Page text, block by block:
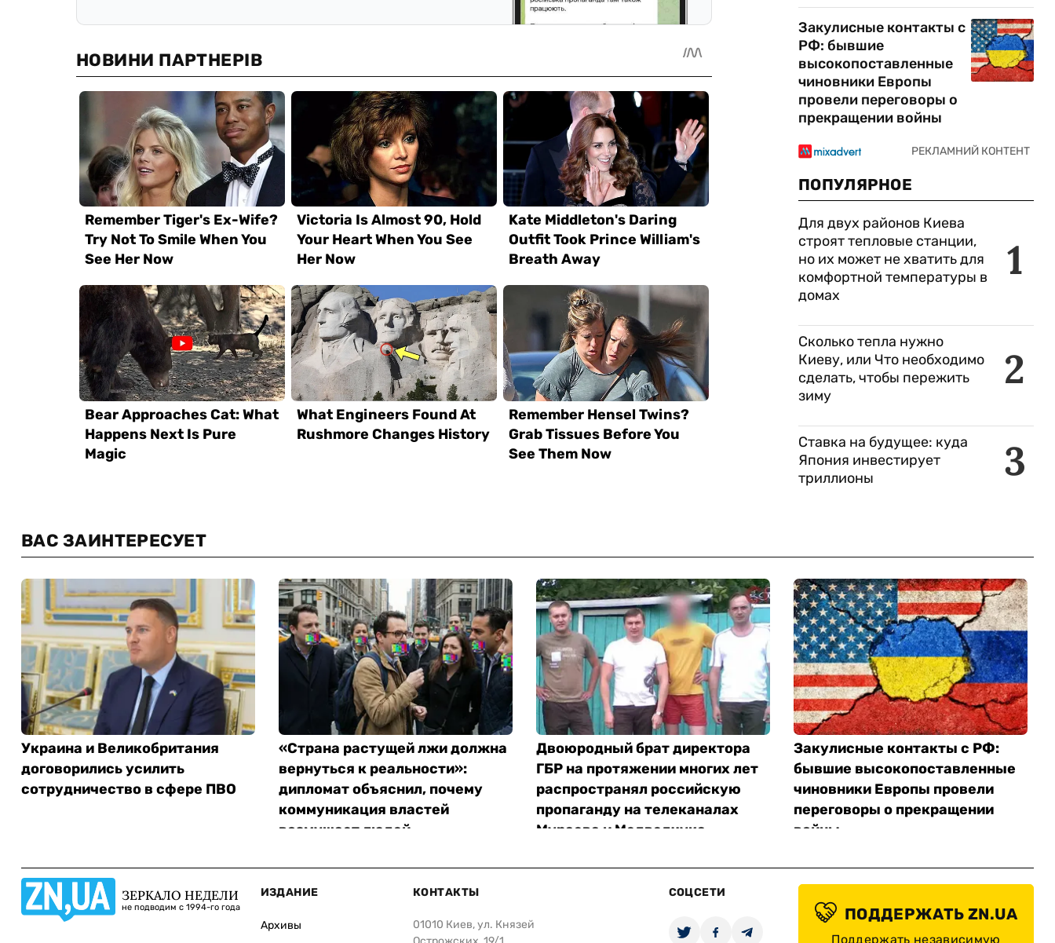
Закулисные контакты с
РФ: бывшие
высокопоставленные
чиновники Европы
провели переговоры о
прекращении войны
ПОПУЛЯРНОЕ
1
Для двух районов Киева
строят тепловые станции,
но их может не хватить для
комфортной температуры в
домах
2
Сколько тепла нужно
Киеву, или Что необходимо
сделать, чтобы пережить
зиму
3
Ставка на будущее: куда
Япония инвестирует
триллионы
ВАС ЗАИНТЕРЕСУЕТ
Украина и Великобритания
договорились усилить
сотрудничество в сфере ПВО
«Страна растущей лжи должна
вернуться к реальности»:
дипломат объяснил, почему
коммуникация властей
возмущает людей
Двоюродный брат директора
ГБР на протяжении многих лет
распространял российскую
пропаганду на телеканалах
Мураева и Медведчука —
Закулисные контакты с РФ:
бывшие высокопоставленные
чиновники Европы провели
переговоры о прекращении
войны
ЗЕРКАЛО НЕДЕЛИ
не подводим с 1994-го года
ИЗДАНИЕ
Архивы
КОНТАКТЫ
01010 Киев, ул. Князей
СОЦСЕТИ
ПОДДЕРЖАТЬ ZN.UA
Поддержать независимую